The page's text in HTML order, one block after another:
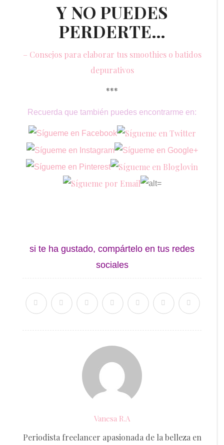
Y NO PUEDES
PERDERTE…
– Consejos para elaborar tus smoothies o batidos
depurativos
***
Recuerda que también puedes encontrarme en:
si te ha gustado, compártelo en tus redes
sociales
Vanesa R.A
Periodista freelancer apasionada de la belleza en